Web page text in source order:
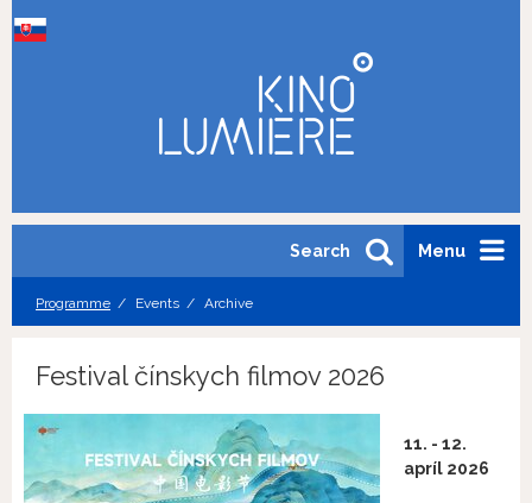
Menu
Search
Programme Events Archive
Festival čínskych filmov 2026
11. - 12.
apríl 2026